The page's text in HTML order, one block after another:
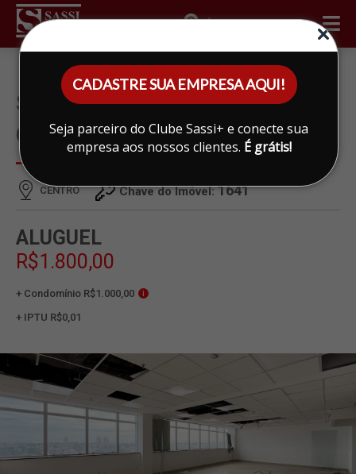
CADASTRE SUA EMPRESA AQUI!
Seja parceiro do Clube Sassi+ e conecte sua
empresa aos nossos clientes. É grátis!
ÁREA DO CLIENTE
SALA PARA ALUGAR EM
CENTRO, LIMEIRA
CENTRO Chave do Imóvel:1641
ALUGUEL
R$1.800,00
+ Condomínio R$1.000,00 i
+ IPTU R$0,01